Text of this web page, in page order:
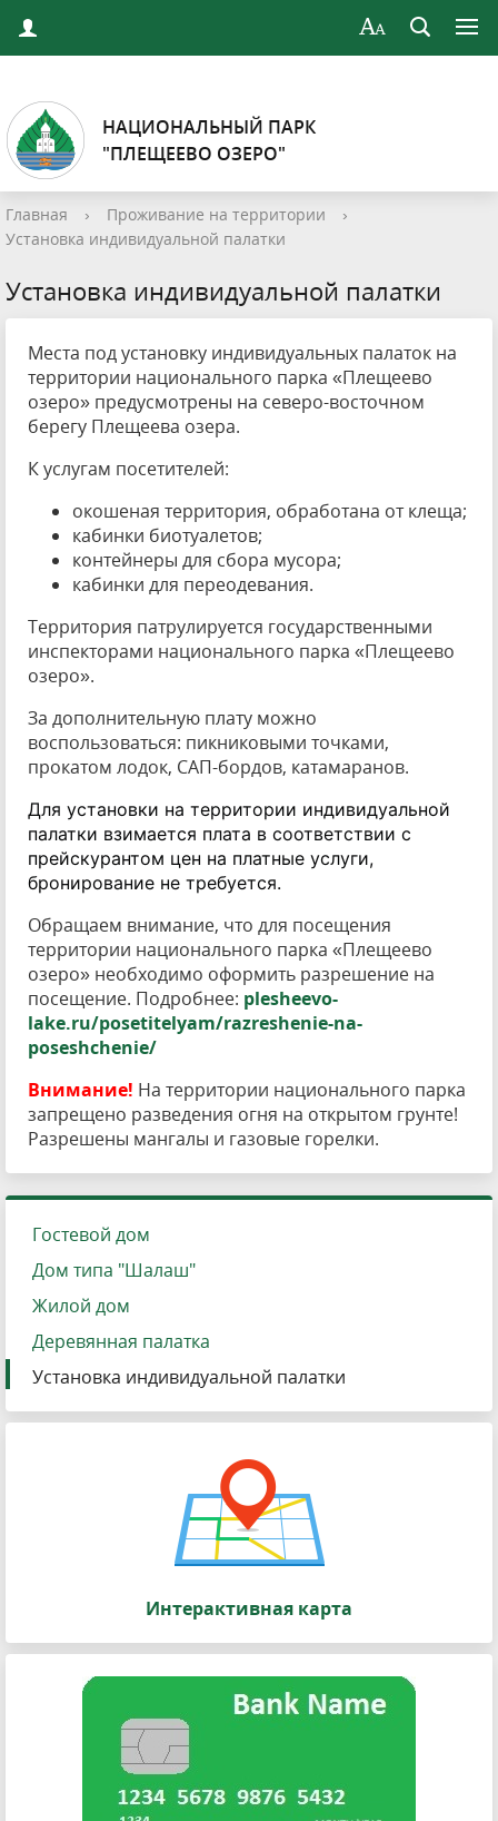
НАЦИОНАЛЬНЫЙ ПАРК
"ПЛЕЩЕЕВО ОЗЕРО"
Главная › Проживание на территории
›
Установка индивидуальной палатки
Установка индивидуальной палатки
Места под установку индивидуальных палаток на
территории национального парка «Плещеево
озеро» предусмотрены на северо-восточном
берегу Плещеева озера.
К услугам посетителей:
окошеная территория, обработана от клеща;
кабинки биотуалетов;
контейнеры для сбора мусора;
кабинки для переодевания.
Территория патрулируется государственными
инспекторами национального парка «Плещеево
озеро».
За дополнительную плату можно
воспользоваться: пикниковыми точками,
прокатом лодок, САП-бордов, катамаранов.
Для установки на территории индивидуальной
палатки взимается плата в соответствии с
прейскурантом цен на платные услуги,
бронирование не требуется.
Обращаем внимание, что для посещения
территории национального парка «Плещеево
озеро» необходимо оформить разрешение на
посещение. Подробнее: plesheevo-
lake.ru/posetitelyam/razreshenie-na-
poseshchenie/
Внимание! На территории национального парка
запрещено разведения огня на открытом грунте!
Разрешены мангалы и газовые горелки.
Гостевой дом
Дом типа "Шалаш"
Жилой дом
Деревянная палатка
Установка индивидуальной палатки
Интерактивная карта